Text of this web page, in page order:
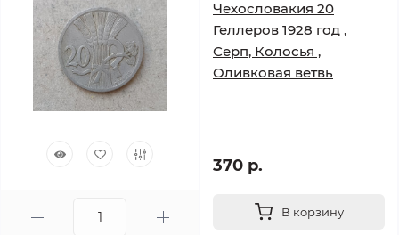
Чехословакия 20
Геллеров 1928 год ,
Серп, Колосья ,
Оливковая ветвь
370 р.
В корзину